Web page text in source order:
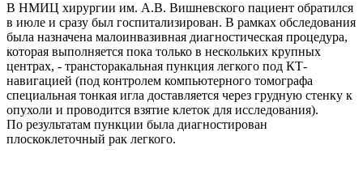
В НМИЦ хирургии им. А.В. Вишневского пациент обратился
в июле и сразу был госпитализирован. В рамках обследования
была назначена малоинвазивная диагностическая процедура,
которая выполняется пока только в нескольких крупных
центрах, - трансторакальная пункция легкого под КТ-
навигацией (под контролем компьютерного томографа
специальная тонкая игла доставляется через грудную стенку к
опухоли и проводится взятие клеток для исследования).
По результатам пункции была диагностирован
плоскоклеточный рак легкого.